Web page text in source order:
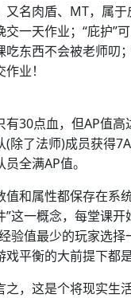
又名肉盾、MT，属
交一天作业；“庇护”
吃东西不会被老师叨
业！
有30点血，但AP值高
(除了法师)成员获得
员全满AP值。
值和属性都保存在系
”这一概念，每堂课
值最少的玩家选择
戏平衡的大前提下都
之，这是个将现实生